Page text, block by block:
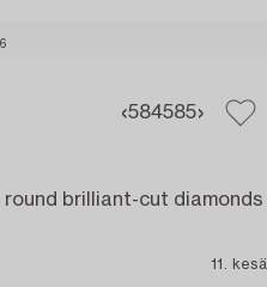
584585
brilliant-cut diamonds
11. kesä